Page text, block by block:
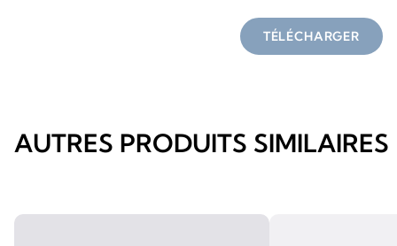
TÉLÉCHARGER
AUTRES PRODUITS SIMILAIRES